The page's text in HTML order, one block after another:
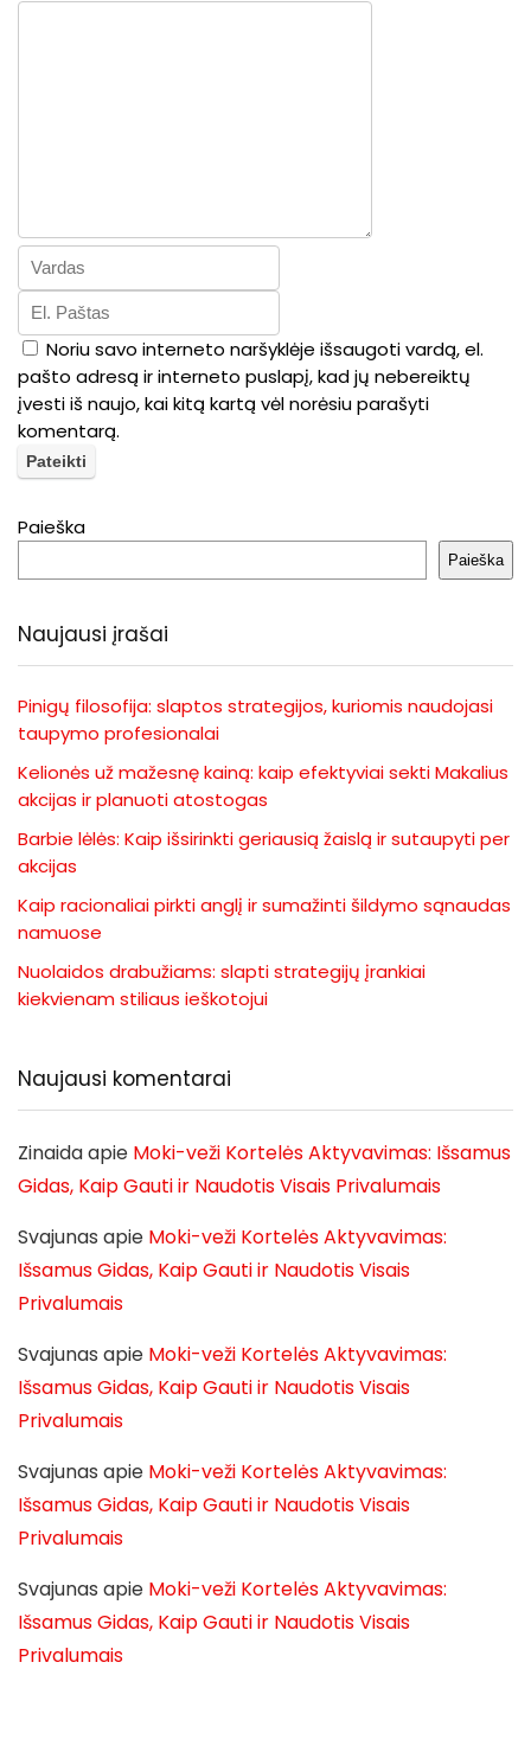
Noriu savo interneto naršyklėje išsaugoti vardą, el.
pašto adresą ir interneto puslapį, kad jų nebereiktų
įvesti iš naujo, kai kitą kartą vėl norėsiu parašyti
komentarą.
Paieška
Paieška
Naujausi įrašai
Pinigų filosofija: slaptos strategijos, kuriomis naudojasi
taupymo profesionalai
Kelionės už mažesnę kainą: kaip efektyviai sekti Makalius
akcijas ir planuoti atostogas
Barbie lėlės: Kaip išsirinkti geriausią žaislą ir sutaupyti per
akcijas
Kaip racionaliai pirkti anglį ir sumažinti šildymo sąnaudas
namuose
Nuolaidos drabužiams: slapti strategijų įrankiai
kiekvienam stiliaus ieškotojui
Naujausi komentarai
Zinaidaapie Moki-veži Kortelės Aktyvavimas: Išsamus
Gidas, Kaip Gauti ir Naudotis Visais Privalumais
Svajunas apie Moki-veži Kortelės Aktyvavimas:
Išsamus Gidas, Kaip Gauti ir Naudotis Visais
Privalumais
Svajunas apie Moki-veži Kortelės Aktyvavimas:
Išsamus Gidas, Kaip Gauti ir Naudotis Visais
Privalumais
Svajunas apie Moki-veži Kortelės Aktyvavimas:
Išsamus Gidas, Kaip Gauti ir Naudotis Visais
Privalumais
Svajunas apie Moki-veži Kortelės Aktyvavimas:
Išsamus Gidas, Kaip Gauti ir Naudotis Visais
Privalumais